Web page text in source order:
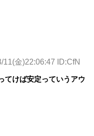
11(金)22:06:47 ID:CfN
てけば安定っていうアウ